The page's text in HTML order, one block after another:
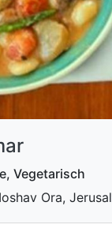
Vegetarisch
Ora,